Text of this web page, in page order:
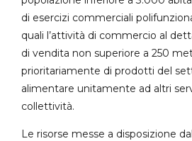
di esercizi commerciali
quali l’attività di commercio al
di vendita non superiore a 250
prioritariamente di prodotti del
alimentare unitamente ad altri
collettività.
Le risorse messe a disposizione